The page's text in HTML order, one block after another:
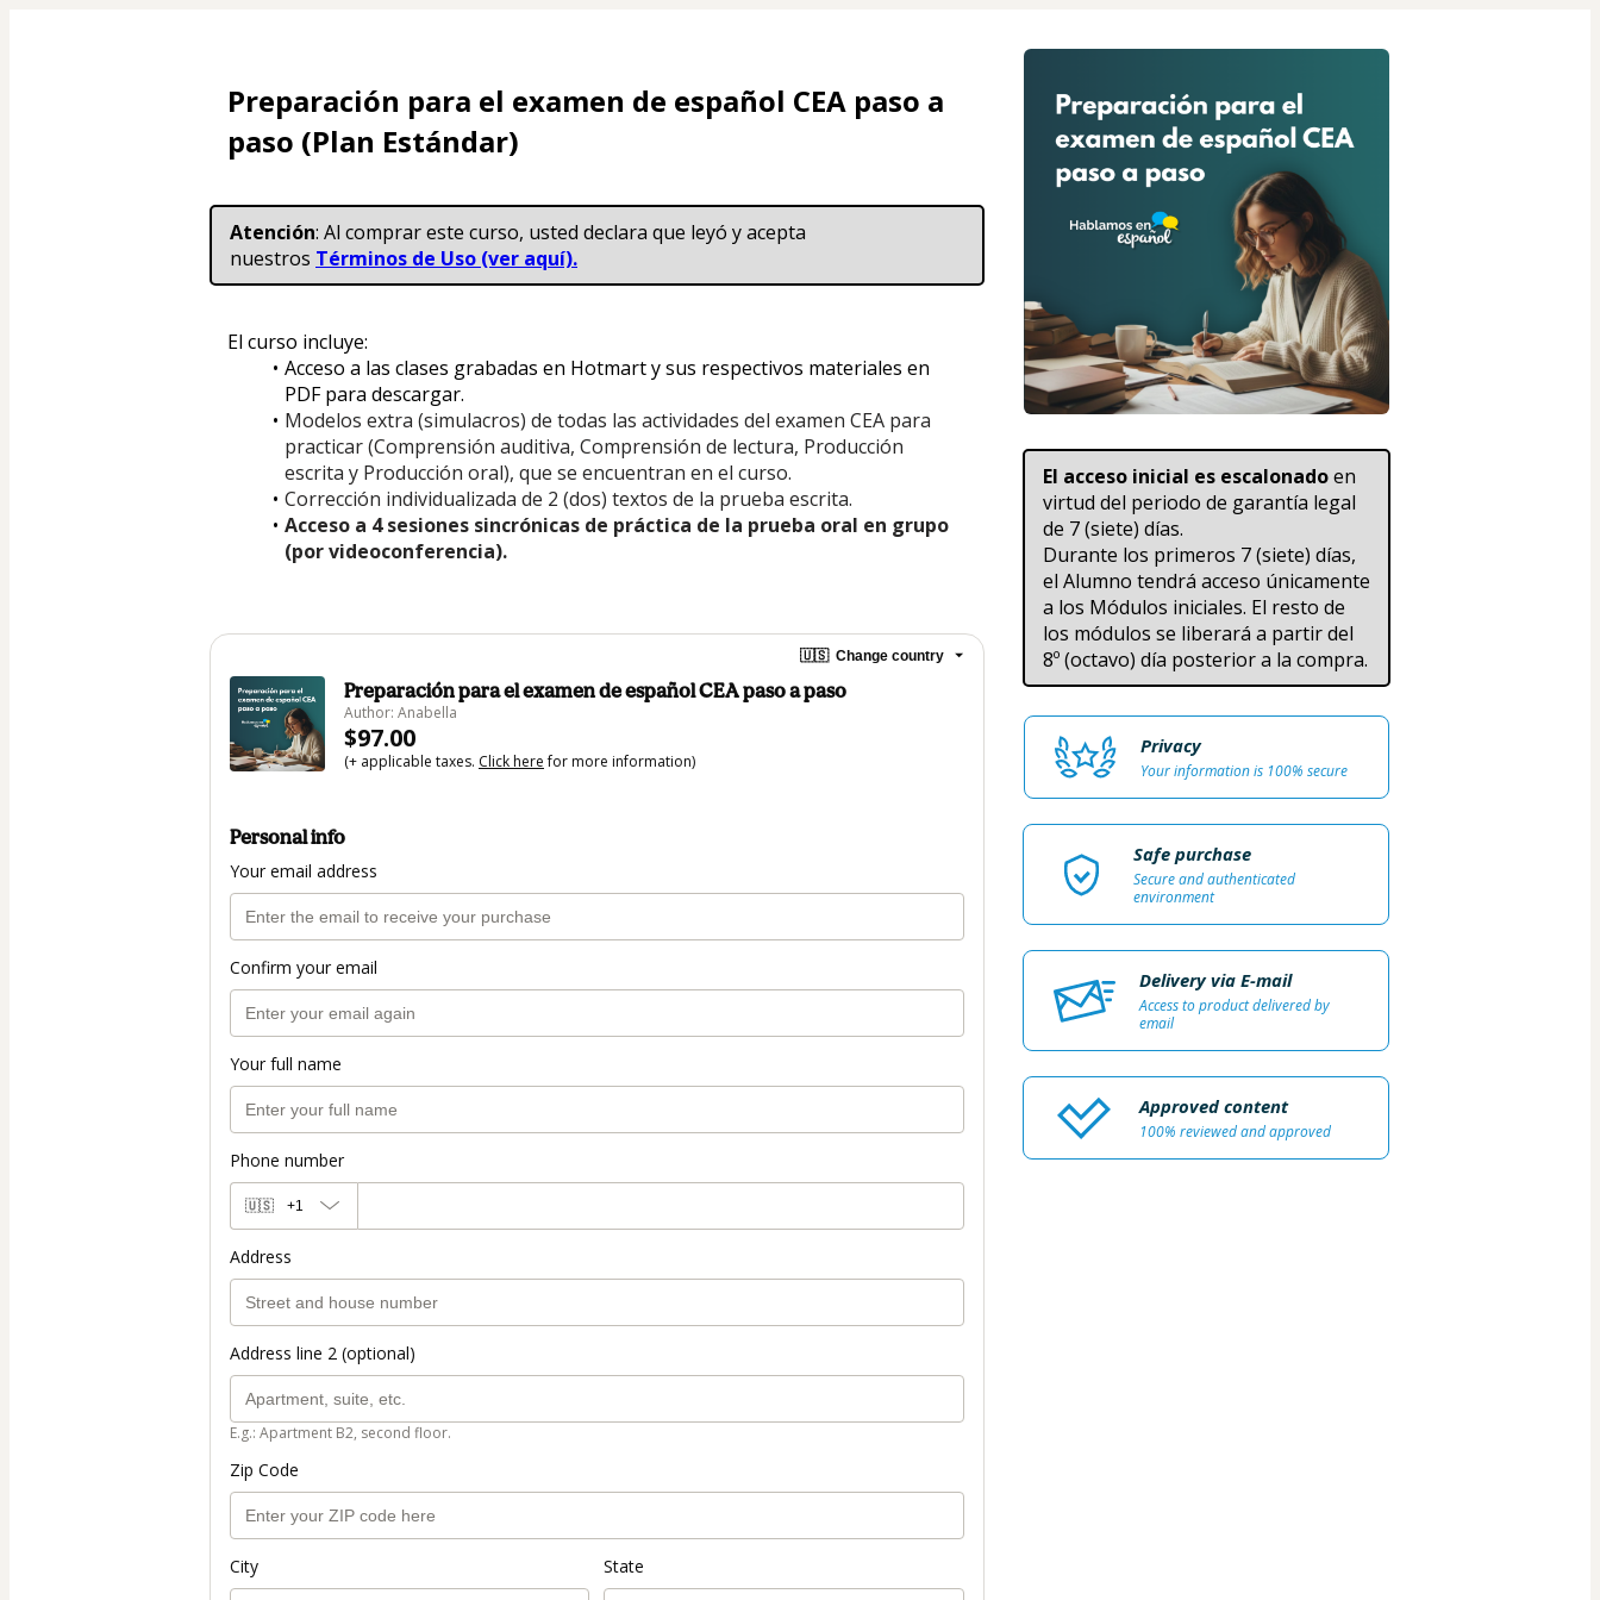
Preparación para el examen de español CEA paso a
paso (Plan Estándar)
Atención: Al comprar este curso, usted declara que leyó y acepta
nuestros Términos de Uso (ver aquí).
El curso incluye:
Acceso a las clases grabadas en Hotmart y sus respectivos materiales en
PDF para descargar.
Modelos extra (simulacros) de todas las actividades del examen CEA para
practicar (Comprensión auditiva, Comprensión de lectura, Producción
escrita y Producción oral), que se encuentran en el curso.
Corrección individualizada de 2 (dos) textos de la prueba escrita.
Acceso a 4 sesiones sincrónicas de práctica de la prueba oral en grupo
(por videoconferencia).
🇺🇸 Change country
Preparación para el examen de español CEA paso a paso
Author: Anabella
$97.00
(+ applicable taxes. Click herefor more information)
Personal info
Your email address
Confirm your email
Your full name
Phone number
🇺🇸 +1
Address
Address line 2 (optional)
E.g.: Apartment B2, second floor.
Zip Code
City State
El acceso inicial es escalonado en
virtud del periodo de garantía legal
de 7 (siete) días.
Durante los primeros 7 (siete) días,
el Alumno tendrá acceso únicamente
a los Módulos iniciales. El resto de
los módulos se liberará a partir del
8º (octavo) día posterior a la compra.
Privacy
Your information is 100% secure
Safe purchase
Secure and authenticated
environment
Delivery via E-mail
Access to product delivered by
email
Approved content
100% reviewed and approved